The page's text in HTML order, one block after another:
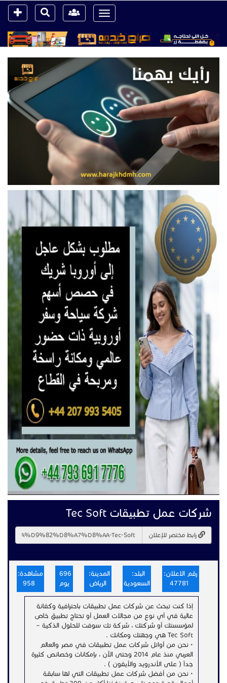
Toggle
navigation
شركات عمل تطبيقات Tec Soft
رابط مختصر للإعلان
رقم الاعلان:
البلد:
السعودية
المدينة:
الرياض
696
يوم
مشاهدة:
إذا كنت تبحث عن شركات عمل تطبيقات باحترافية وكفائة
عالية في أي نوع من مجالات العمل أو تحتاج تطبيق خاص
لمؤسستك أو شركتك ، شركة تك سوفت للحلول الذكية –
Tec Soft هي وجهتك ومكانك .
• نحن من أوائل شركات عمل تطبيقات في مصر والعالم
العربي منذ عام 2014 وحتى الآن ، بإمكانات وخصائص كثيرة
جداً ( على الأندرويد والأيفون ) .
• نحن من أفضل شركات عمل تطبيقات التي لها سابقة